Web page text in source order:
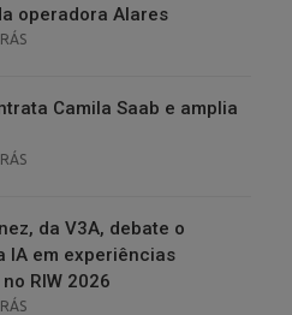
operadora Alares
Camila Saab e amplia
da V3A, debate o
IA em experiências
RIW 2026